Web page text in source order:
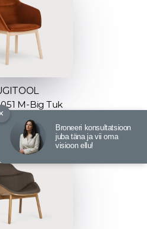
M-Big Tuk
Broneeri konsultatsioon
juba täna ja vii oma
visioon ellu!